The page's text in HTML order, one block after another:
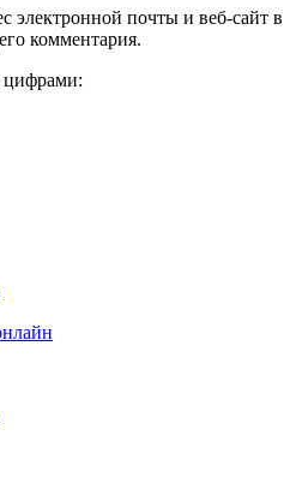
электронной почты и веб-сайт в
комментария.
цифрами: